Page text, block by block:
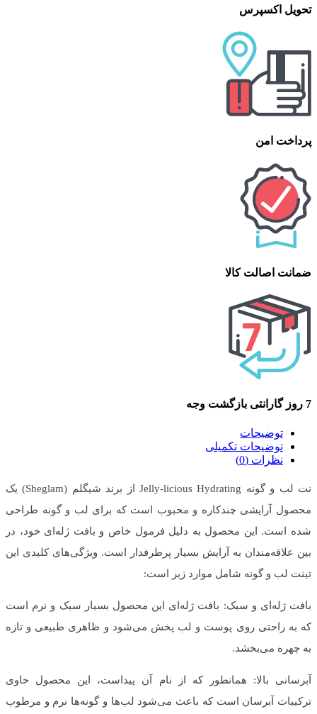
تحویل اکسپرس
پرداخت امن
ضمانت اصالت کالا
7 روز گارانتی بازگشت وجه
توضیحات
توضیحات تکمیلی
نظرات (0)
نت لب و گونه Jelly-licious Hydrating از برند شیگلم (Sheglam) یک
محصول آرایشی چندکاره و محبوب است که برای لب و گونه طراحی
شده است. این محصول به دلیل فرمول خاص و بافت ژله‌ای خود، در
بین علاقه‌مندان به آرایش بسیار پرطرفدار است. ویژگی‌های کلیدی این
تینت لب و گونه شامل موارد زیر است:
بافت ژله‌ای و سبک: بافت ژله‌ای این محصول بسیار سبک و نرم است
که به راحتی روی پوست و لب پخش می‌شود و ظاهری طبیعی و تازه
به چهره می‌بخشد.
آبرسانی بالا: همانطور که از نام آن پیداست، این محصول حاوی
ترکیبات آبرسان است که باعث می‌شود لب‌ها و گونه‌ها نرم و مرطوب